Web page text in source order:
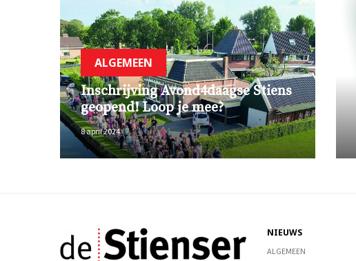
ALGEMEEN
Inschrijving Avond4daagse Stiens
geopend! Loop je mee?
8 april 2024
NIEUWS
ALGEMEEN